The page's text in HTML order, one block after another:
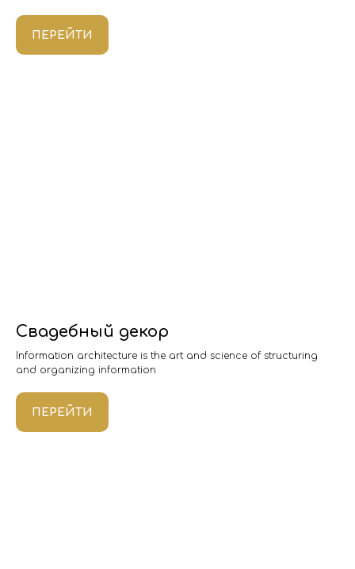
ПЕРЕЙТИ
Свадебный декор
Information architecture is the art and science of structuring
and organizing information
ПЕРЕЙТИ